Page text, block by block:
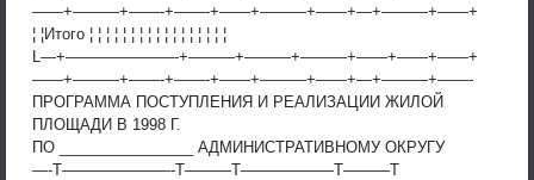
——+———+——-+——-+——+———+——+—+———+——+
¦ ¦Итого ¦ ¦ ¦ ¦ ¦ ¦ ¦ ¦ ¦ ¦ ¦ ¦ ¦ ¦ ¦ ¦ ¦
L—+———————-+———+———+———+——+——+——+
——+———+——-+——-+——+———+——+—+———+——-
ПРОГРАММА ПОСТУПЛЕНИЯ И РЕАЛИЗАЦИИ ЖИЛОЙ
ПЛОЩАДИ В 1998 Г.
ПО ________________ АДМИНИСТРАТИВНОМУ ОКРУГУ
—-T———————-T———T——————T———T